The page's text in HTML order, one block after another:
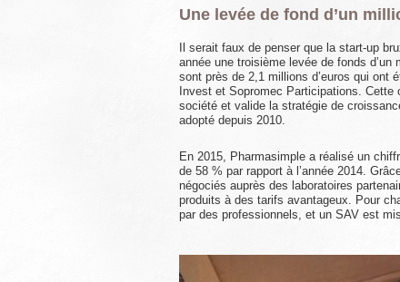
Une levée de fond d’un
Il serait faux de penser que la start-up
année une troisième levée de fonds d’un
sont près de 2,1 millions d’euros qui ont
Invest et Sopromec Participations.
société et valide la stratégie de
adopté depuis 2010.
En 2015, Pharmasimple a réalisé un
de 58 % par rapport à l’année 2014.
négociés auprès des laboratoires
produits à des tarifs avantageux. Pour
par des professionnels, et un SAV est